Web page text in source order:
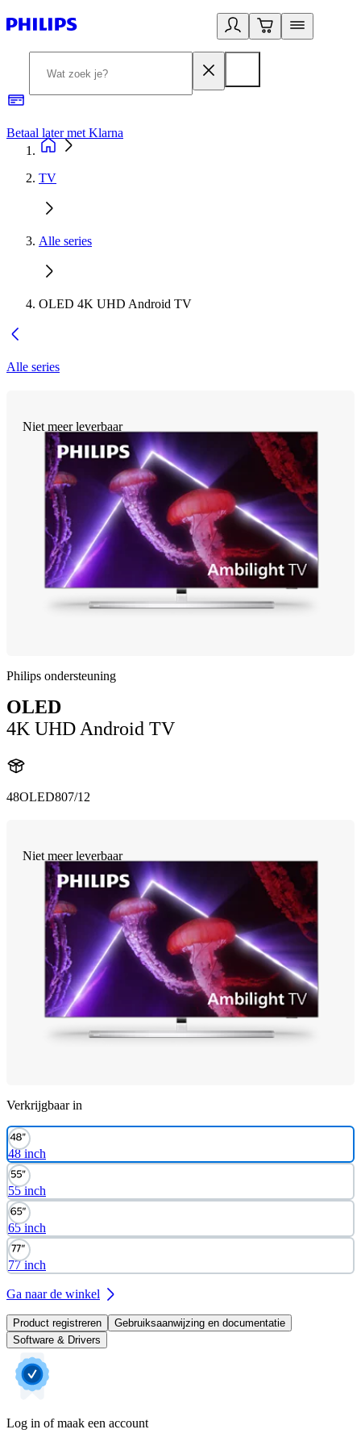
Betaal later met Klarna
TV
Alle series
OLED 4K UHD Android TV
Alle series
Niet meer leverbaar
Philips ondersteuning
OLED
4K UHD Android TV
48OLED807/12
Niet meer leverbaar
Verkrijgbaar in
48 inch
55 inch
65 inch
77 inch
Ga naar de winkel
Product registreren
Gebruiksaanwijzing en documentatie
Software & Drivers
Log in of maak een account